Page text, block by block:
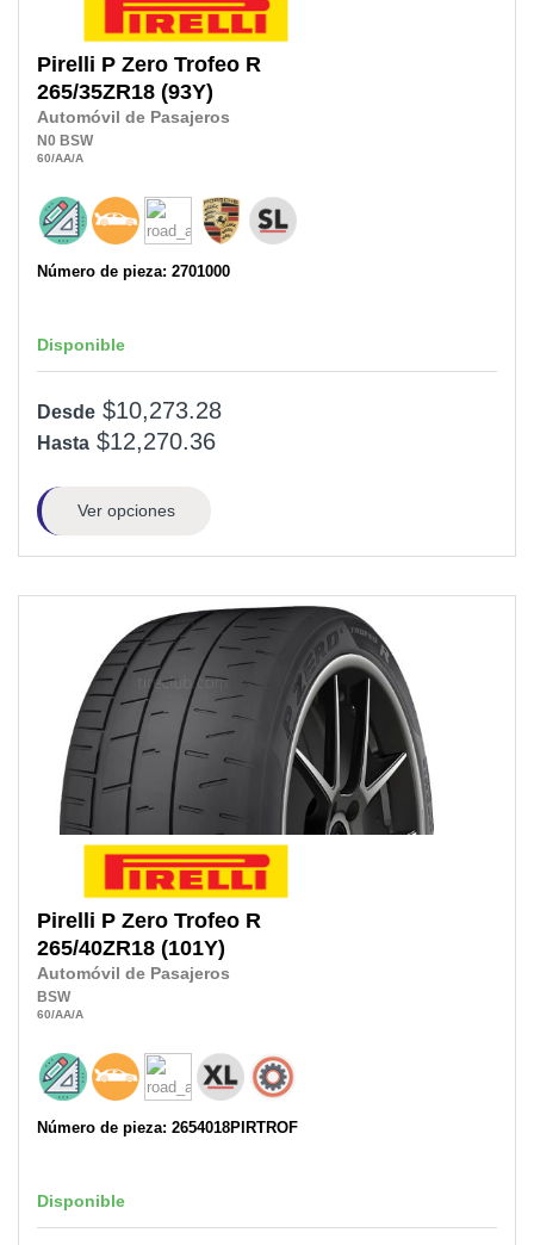
Pirelli P Zero Trofeo R
265/35ZR18 (93Y)
Automóvil de Pasajeros
N0 BSW
60/AA/A
Número de pieza: 2701000
Disponible
Desde $10,273.28
Hasta $12,270.36
Ver opciones
Pirelli P Zero Trofeo R
265/40ZR18 (101Y)
Automóvil de Pasajeros
BSW
60/AA/A
Número de pieza: 2654018PIRTROF
Disponible